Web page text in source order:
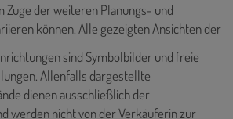
Zuge der weiteren Planungs- und
können. Alle gezeigten Ansichten der
sind Symbolbilder und freie
Allenfalls dargestellte
dienen ausschließlich der
werden nicht von der Verkäuferin zur